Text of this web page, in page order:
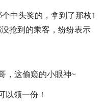
中头奖的，拿到了那枚1
抢到的乘客，纷纷表示
，这偷窥的小眼神~
以领一份！